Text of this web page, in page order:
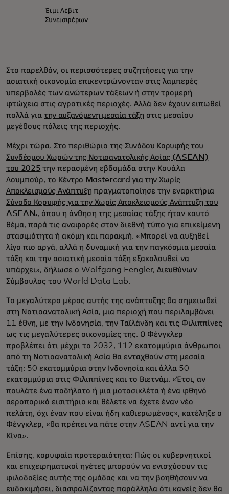
Έιμι Λέβιτ
Συνεισφέρων
Στο παρελθόν, οι περισσότερες συζητήσεις για την
ασιατική οικονομία επικεντρώνονταν στις λαμπερές
υπερβολές των ανώτερων τάξεων ή στην τρομερή
φτώχεια στις αγροτικές περιοχές. Αλλά δεν έχουν ειπωθεί
πολλά για την αυξανόμενη μεσαία τάξη στις μεσαίου
μεγέθους πόλεις της περιοχής.
Μέχρι τώρα. Στο περιθώριο της Συνόδου Κορυφής του
Συνδέσμου Χωρών της Νοτιοανατολικής Ασίας (ASEAN)
του 2025 την περασμένη εβδομάδα στην Κουάλα
Λουμπούρ, το Κέντρο Mastercard για την Χωρίς
Αποκλεισμούς Ανάπτυξη πραγματοποίησε την εναρκτήρια
Σύνοδο Κορυφής για την Χωρίς Αποκλεισμούς Ανάπτυξη του
ASEAN., όπου η άνθηση της μεσαίας τάξης ήταν καυτό
θέμα, παρά τις αναφορές στον διεθνή τύπο για επικείμενη
στασιμότητα ή ακόμη και παρακμή. «Μπορεί να αυξηθεί
λίγο πιο αργά, αλλά η δυναμική για την παγκόσμια μεσαία
τάξη και την ασιατική μεσαία τάξη εξακολουθεί να
υπάρχει», δήλωσε ο Wolfgang Fengler, Διευθύνων
Σύμβουλος του World Data Lab.
Το μεγαλύτερο μέρος αυτής της ανάπτυξης θα σημειωθεί
στη Νοτιοανατολική Ασία, μια περιοχή που περιλαμβάνει
11 έθνη, με την Ινδονησία, την Ταϊλάνδη και τις Φιλιππίνες
ως τις μεγαλύτερες οικονομίες της. Ο Φένγκλερ
προβλέπει ότι μέχρι το 2032, 112 εκατομμύρια άνθρωποι
από τη Νοτιοανατολική Ασία θα ενταχθούν στη μεσαία
τάξη: 50 εκατομμύρια στην Ινδονησία και άλλα 50
εκατομμύρια στις Φιλιππίνες και το Βιετνάμ. «Έτσι, αν
πουλάτε ένα ποδήλατο ή μια μοτοσικλέτα ή ένα φθηνό
αεροπορικό εισιτήριο και θέλετε να έχετε έναν νέο
πελάτη, όχι έναν που είναι ήδη καθιερωμένος», κατέληξε ο
Φένγκλερ, «θα πρέπει να πάτε στην ASEAN αντί για την
Κίνα».
Επίσης, κορυφαία προτεραιότητα: Πώς οι κυβερνητικοί
και επιχειρηματικοί ηγέτες μπορούν να ενισχύσουν τις
φιλοδοξίες αυτής της ομάδας και να την βοηθήσουν να
ευδοκιμήσει, διασφαλίζοντας παράλληλα ότι κανείς δεν θα